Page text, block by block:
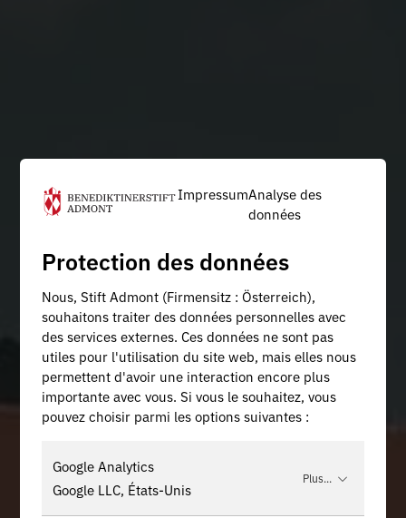
ImpressumAnalyse des
données
Protection des données
Nous, Stift Admont (Firmensitz : Österreich),
souhaitons traiter des données personnelles avec
des services externes. Ces données ne sont pas
utiles pour l'utilisation du site web, mais elles nous
permettent d'avoir une interaction encore plus
importante avec vous. Si vous le souhaitez, vous
pouvez choisir parmi les options suivantes :
Google Analytics
Google LLC, États-Unis
Plus...